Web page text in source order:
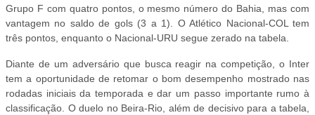
Grupo F com quatro pontos, o mesmo número do Bahia, mas com
vantagem no saldo de gols (3 a 1). O Atlético Nacional-COL tem
três pontos, enquanto o Nacional-URU segue zerado na tabela.
Diante de um adversário que busca reagir na competição, o Inter
tem a oportunidade de retomar o bom desempenho mostrado nas
rodadas iniciais da temporada e dar um passo importante rumo à
classificação. O duelo no Beira-Rio, além de decisivo para a tabela,